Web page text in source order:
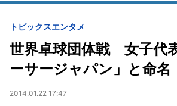
トピックスエンタメ
世界卓球団体戦 女子代
ーサージャパン」と命名
2014.01.22 17:47